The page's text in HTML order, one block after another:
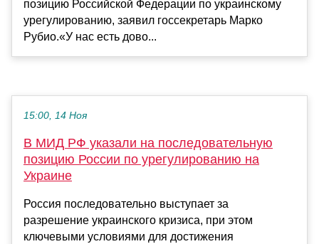
позицию Российской Федерации по украинскому
урегулированию, заявил госсекретарь Марко
Рубио.«У нас есть дово...
15:00, 14 Ноя
В МИД РФ указали на последовательную
позицию России по урегулированию на
Украине
Россия последовательно выступает за
разрешение украинского кризиса, при этом
ключевыми условиями для достижения